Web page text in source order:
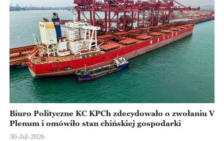
Biuro Polityczne KC KPCh zdecydowało o zwołaniu V
Plenum i omówiło stan chińskiej gospodarki
30-Jul-2026